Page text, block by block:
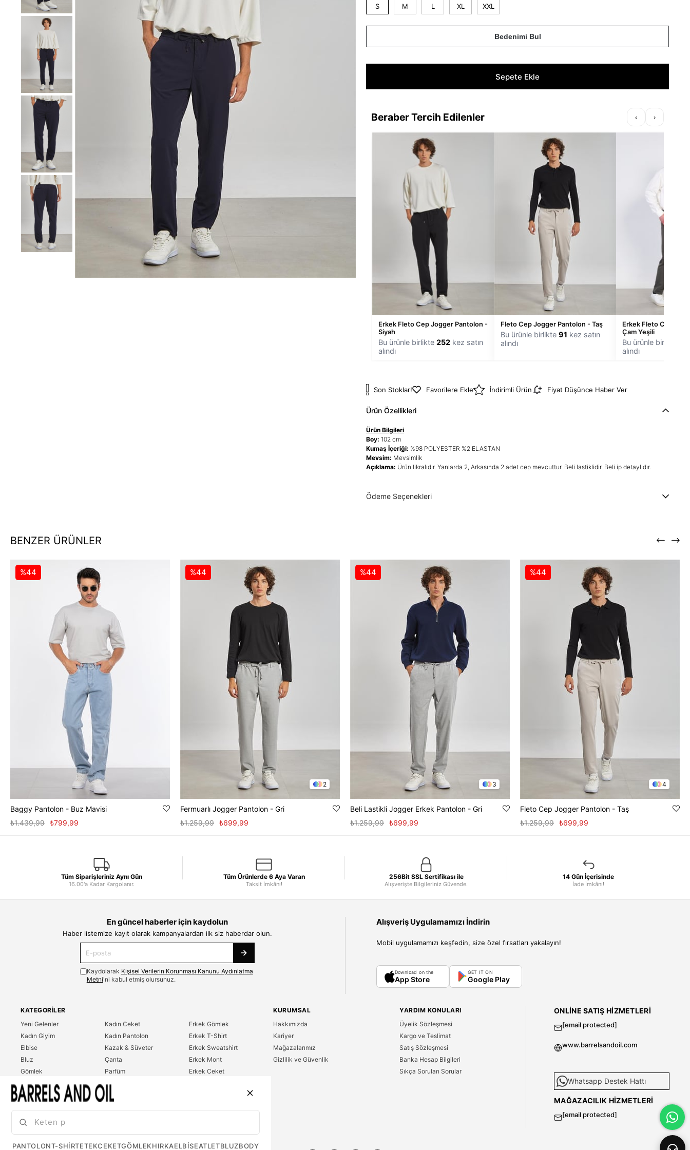
S M L XL XXL
Bedenimi Bul
Beraber Tercih Edilenler ‹ ›
Erkek Fleto Cep Jogger Pantolon -
Siyah
Bu ürünle birlikte 252 kez satın
alındı
Fleto Cep Jogger Pantolon - Taş
Bu ürünle birlikte 91 kez satın
alındı
Erkek Fleto Cep
Çam Yeşili
Bu ürünle birlikte
alındı
Son Stoklar! Favorilere Ekle İndirimli Ürün Fiyat Düşünce Haber Ver
Ürün Özellikleri
Ürün Bilgileri
Boy: 102 cm
Kumaş İçeriği: %98 POLYESTER %2 ELASTAN
Mevsim: Mevsimlik
Açıklama: Ürün likralıdır. Yanlarda 2, Arkasında 2 adet cep mevcuttur. Beli lastiklidir. Beli ip detaylıdır.
Ödeme Seçenekleri
BENZER ÜRÜNLER
Baggy Pantolon - Buz Mavisi
₺799,99
₺1.439,99
%44
2
Fermuarlı Jogger Pantolon - Gri
₺699,99
₺1.259,99
%44
3
Beli Lastikli Jogger Erkek Pantolon - Gri
₺699,99
₺1.259,99
%44
4
Fleto Cep Jogger Pantolon - Taş
₺699,99
₺1.259,99
%44
Tüm Siparişleriniz Aynı Gün
16.00'a Kadar Kargolanır.
Tüm Ürünlerde 6 Aya Varan
Taksit İmkânı!
256Bit SSL Sertifikası ile
Alışverişte Bilgileriniz Güvende.
14 Gün İçerisinde
İade İmkânı!
En güncel haberler için kaydolun
Haber listemize kayıt olarak kampanyalardan ilk siz haberdar olun.
Kaydolarak Kişisel Verilerin Korunması Kanunu Aydınlatma
Metni'ni kabul etmiş olursunuz.
Alışveriş Uygulamamızı İndirin
Mobil uygulamamızı keşfedin, size özel fırsatları yakalayın!
Download on the
App Store
GET IT ON
Google Play
KATEGORILER
Yeni Gelenler
Kadın Giyim
Elbise
Bluz
Gömlek
T-Shirt
Sweatshirt
Kadın Ceket
Kadın Pantolon
Kazak & Süveter
Çanta
Parfüm
Erkek Giyim
Erkek Gömlek
Erkek T-Shirt
Erkek Sweatshirt
Erkek Mont
Erkek Ceket
KURUMSAL
Hakkımızda
Kariyer
Mağazalarımız
Gizlilik ve Güvenlik
YARDIM KONULARI
Üyelik Sözleşmesi
Kargo ve Teslimat
Satış Sözleşmesi
Banka Hesap Bilgileri
Sıkça Sorulan Sorular
ONLINE SATIŞ HIZMETLERI
[email protected]
www.barrelsandoil.com
Whatsapp Destek Hattı
MAĞAZACILIK HIZMETLERI
[email protected]
PANTOLONT-SHIRTETEKCEKETGÖMLEKHIRKAELBISEATLETBLUZBODY